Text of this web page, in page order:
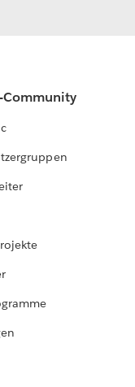
Community